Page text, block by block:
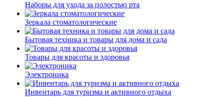
Наборы для ухода за полостью рта
Зеркала стоматологические
Бытовая техника и товары для дома и сада
Товары для красоты и здоровья
Электроника
Инвентарь для туризма и активного отдыха